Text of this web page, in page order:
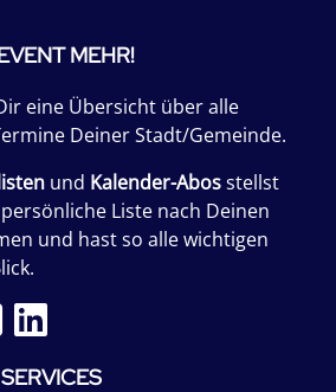
MEHR!
eine Übersicht über alle
Deiner Stadt/Gemeinde.
und Kalender-Abosstellst
Liste nach Deinen
und hast so alle wichtigen
SERVICES